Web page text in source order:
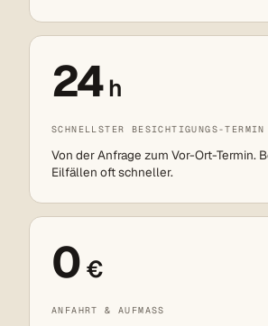
24h
SCHNELLSTER BESICHTIGUNGS-TERMIN
Von der Anfrage zum Vor-Ort-Termin.
Eilfällen oft schneller.
0 €
ANFAHRT & AUFMASS